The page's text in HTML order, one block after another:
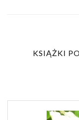
KSIĄŻKI